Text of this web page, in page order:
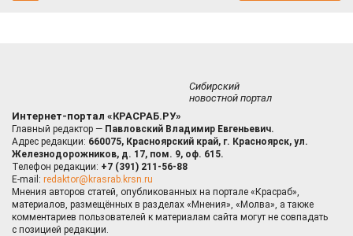
Сибирский
новостной портал
Интернет-портал «КРАСРАБ.РУ»
Главный редактор — Павловский Владимир Евгеньевич.
Адрес редакции: 660075, Красноярский край, г. Красноярск, ул.
Железнодорожников, д. 17, пом. 9, оф. 615.
Телефон редакции: +7 (391) 211-56-88
E-mail: redaktor@krasrab.krsn.ru
Мнения авторов статей, опубликованных на портале «Красраб»,
материалов, размещённых в разделах «Мнения», «Молва», а также
комментариев пользователей к материалам сайта могут не совпадать
с позицией редакции.